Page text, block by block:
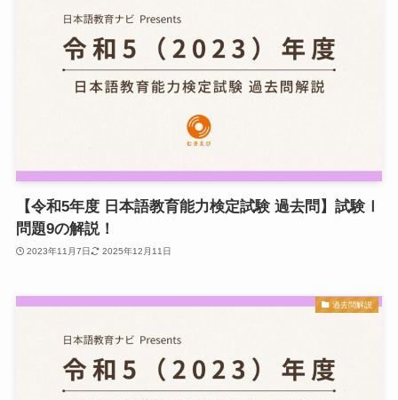
【令和5年度 日本語教育能力検定試験 過去問】試験Ⅰ
問題9の解説！
2023年11月7日 2025年12月11日
過去問解説